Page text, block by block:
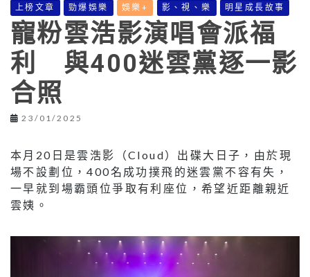
上榜文章 勁爆娛樂 娛樂+ 影、視、樂 明星成長故事
寵粉雲浩影演唱會派福
利 與400迷雲黨逐一影
合照
23/01/2025
本月20日是雲浩影（Cloud）出碟大日子，由於現
場不設劃位，400名成功撲飛的迷雲黨不容有失，
一早就到場霸頭位爭取有利座位，希望近距離親近
雲姨。